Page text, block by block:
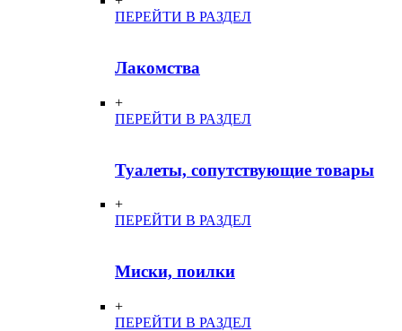
ПЕРЕЙТИ В РАЗДЕЛ
Лакомства
+
ПЕРЕЙТИ В РАЗДЕЛ
Туалеты, сопутствующие товары
+
ПЕРЕЙТИ В РАЗДЕЛ
Миски, поилки
+
ПЕРЕЙТИ В РАЗДЕЛ